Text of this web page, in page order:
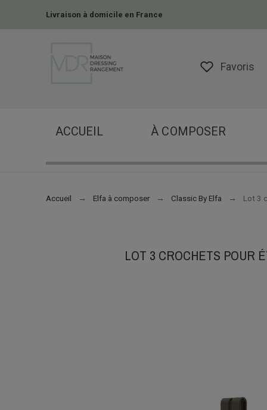
Livraison à domicile en France
Favoris
ACCUEIL À COMPOSER
Accueil Elfa à composer Classic By Elfa Lot 3
LOT 3 CROCHETS POUR